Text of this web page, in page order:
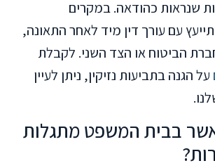
שנראות כהודאה. במקרים
עם עורך דין מיד לאחר התאונה,
הביטוח או הצד השני. לקבלת
על הגנה בתביעות נזיקין, ניתן לעיין
בבית המשפט מתגלות